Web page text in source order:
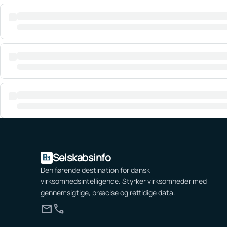
domain Selskabsinfo
Den førende destination for dansk
virksomhedsintelligence. Styrker virksomheder med
gennemsigtige, præcise og rettidige data.
mailcall